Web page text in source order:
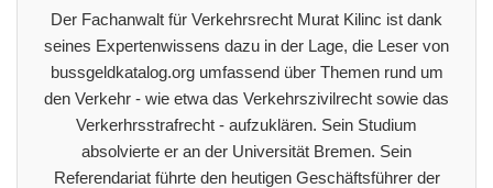
Der Fachanwalt für Verkehrsrecht Murat Kilinc ist dank
seines Expertenwissens dazu in der Lage, die Leser von
bussgeldkatalog.org umfassend über Themen rund um
den Verkehr - wie etwa das Verkehrszivilrecht sowie das
Verkerhrsstrafrecht - aufzuklären. Sein Studium
absolvierte er an der Universität Bremen. Sein
Referendariat führte den heutigen Geschäftsführer der